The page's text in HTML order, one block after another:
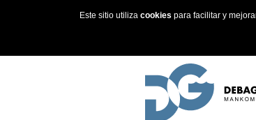
Este sitio utiliza cookies para facilitar y